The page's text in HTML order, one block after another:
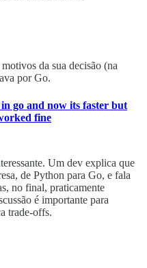
da sua decisão (na
por Go.
go and now its faster but
fine
Um dev explica que
de Python para Go, e fala
no final, praticamente
é importante para
trade-offs.